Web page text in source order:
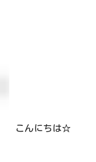
こんにちは☆